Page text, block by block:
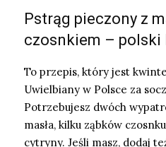
Pstrąg pieczony z
czosnkiem – polski
To przepis, który jest
Uwielbiany w Polsce za
Potrzebujesz dwóch
masła, kilku ząbków
cytryny. Jeśli masz, dodaj